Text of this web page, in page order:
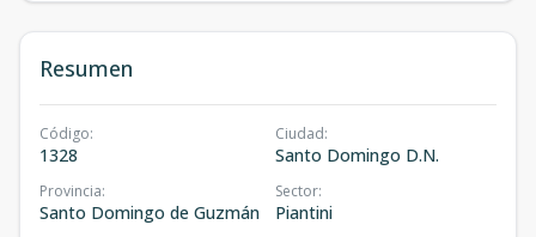
Resumen
Código:
1328
Ciudad:
Santo Domingo D.N.
Provincia:
Santo Domingo de Guzmán
Sector:
Piantini